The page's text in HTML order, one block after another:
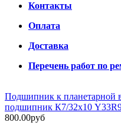
Контакты
Оплата
Доставка
Перечень работ по
Подшипник к планетарной
подшипник К7/32х10
800.00руб